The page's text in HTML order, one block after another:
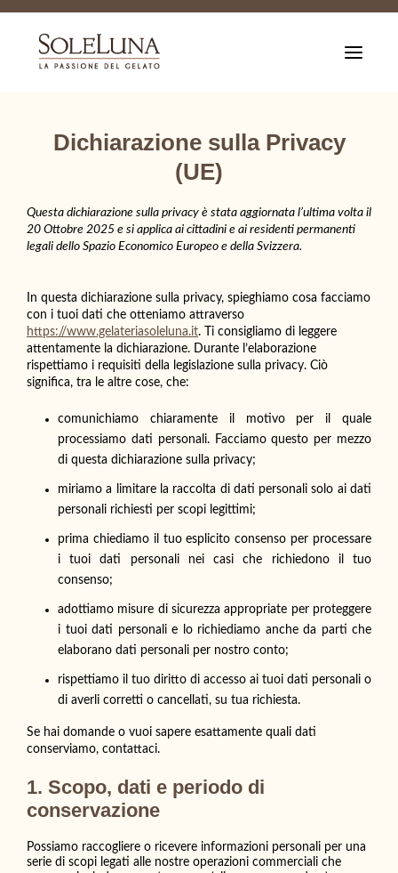
T
n
a
t
Dichiarazione sulla Privacy
(UE)
Questa dichiarazione sulla privacy è stata aggiornata l’ultima volta il
20 Ottobre 2025 e si applica ai cittadini e ai residenti permanenti
legali dello Spazio Economico Europeo e della Svizzera.
In questa dichiarazione sulla privacy, spieghiamo cosa facciamo
con i tuoi dati che otteniamo attraverso
https://www.gelateriasoleluna.it. Ti consigliamo di leggere
attentamente la dichiarazione. Durante l’elaborazione
rispettiamo i requisiti della legislazione sulla privacy. Ciò
significa, tra le altre cose, che:
comunichiamo chiaramente il motivo per il quale
processiamo dati personali. Facciamo questo per mezzo
di questa dichiarazione sulla privacy;
miriamo a limitare la raccolta di dati personali solo ai dati
personali richiesti per scopi legittimi;
prima chiediamo il tuo esplicito consenso per processare
i tuoi dati personali nei casi che richiedono il tuo
consenso;
adottiamo misure di sicurezza appropriate per proteggere
i tuoi dati personali e lo richiediamo anche da parti che
elaborano dati personali per nostro conto;
rispettiamo il tuo diritto di accesso ai tuoi dati personali o
di averli corretti o cancellati, su tua richiesta.
Se hai domande o vuoi sapere esattamente quali dati
conserviamo, contattaci.
1. Scopo, dati e periodo di
conservazione
Possiamo raccogliere o ricevere informazioni personali per una
serie di scopi legati alle nostre operazioni commerciali che